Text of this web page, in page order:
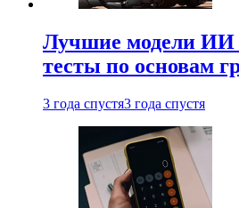
Лучшие модели ИИ
тесты по основам
3 года спустя3 года спустя